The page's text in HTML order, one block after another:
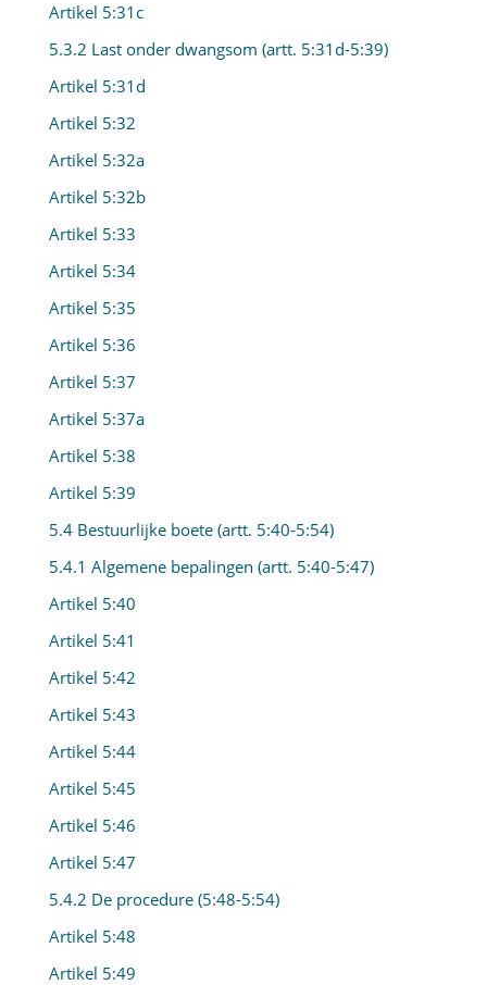
Artikel 5:31c
5.3.2 Last onder dwangsom (artt. 5:31d-5:39)
Artikel 5:31d
Artikel 5:32
Artikel 5:32a
Artikel 5:32b
Artikel 5:33
Artikel 5:34
Artikel 5:35
Artikel 5:36
Artikel 5:37
Artikel 5:37a
Artikel 5:38
Artikel 5:39
5.4 Bestuurlijke boete (artt. 5:40-5:54)
5.4.1 Algemene bepalingen (artt. 5:40-5:47)
Artikel 5:40
Artikel 5:41
Artikel 5:42
Artikel 5:43
Artikel 5:44
Artikel 5:45
Artikel 5:46
Artikel 5:47
5.4.2 De procedure (5:48-5:54)
Artikel 5:48
Artikel 5:49